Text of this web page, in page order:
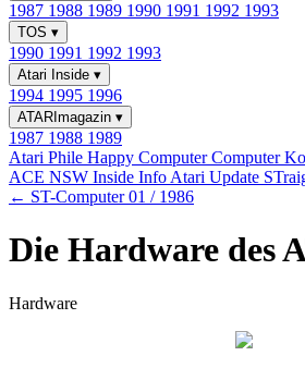
1987 1988 1989 1990 1991 1992 1993
TOS ▾
1990 1991 1992 1993
Atari Inside ▾
1994 1995 1996
ATARImagazin ▾
1987 1988 1989
Atari Phile Happy ComputerComputer
ACE NSW Inside Info Atari Update
← ST-Computer 01 / 1986
Die Hardware des
Hardware